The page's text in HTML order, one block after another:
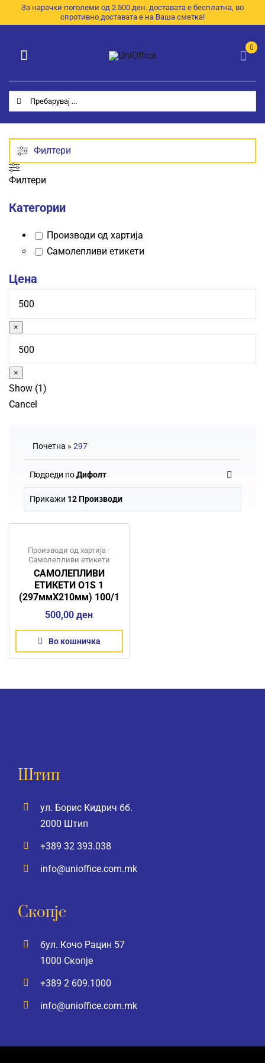
to
За нарачки поголеми од 2.500 ден. доставата е бесплатна, во
спротивно доставата е на Ваша сметка!
Search
for:
0
Toggle
Navigation
Категории
Почетна
За Нас
Продавница
E-Каталог
Контакт
Филтери
Филтери
Категории
Производи од хартија
Самолепливи етикети
Цена
×
×
Show (1)
Cancel
Почетна » 297
Подреди поДифолт
Прикажи 12 Производи
Производи од хартија •
Самолепливи етикети
САМОЛЕПЛИВИ
ЕТИКЕТИ O1S 1
(297ммX210мм) 100/1
500,00ден
Во кошничка
Штип
ул. Борис Кидрич бб.
2000 Штип
+389 32 393.038
info@unioffice.com.mk
Скопје
бул. Кочо Рацин 57
1000 Скопје
+389 2 609.1000
info@unioffice.com.mk